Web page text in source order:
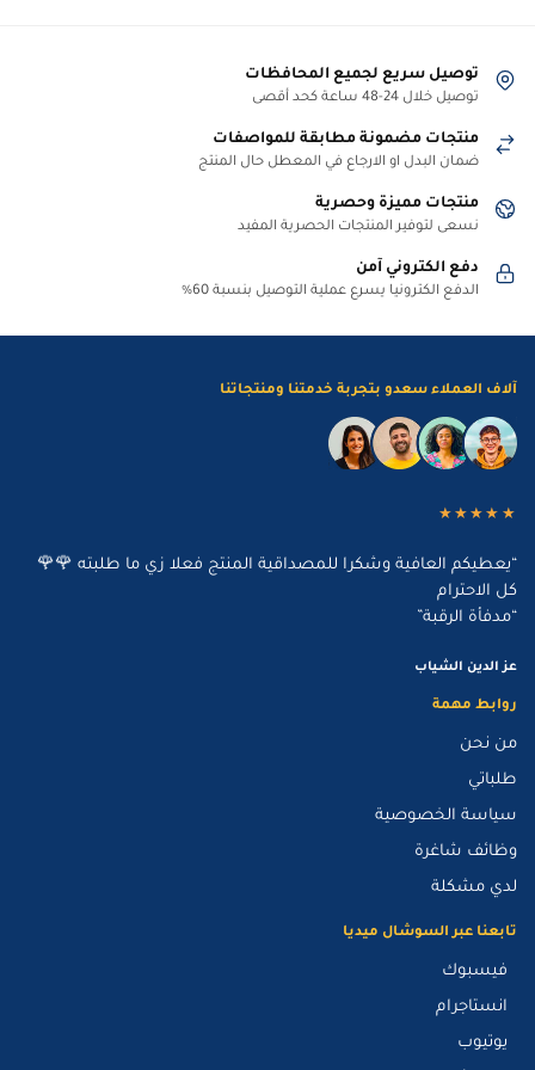
توصيل سريع لجميع المحافظات
توصيل خلال 24-48 ساعة كحد أقصى
منتجات مضمونة مطابقة للمواصفات
ضمان البدل او الارجاع في المعطل حال المنتج
منتجات مميزة وحصرية
نسعى لتوفير المنتجات الحصرية المفيد
دفع الكتروني آمن
الدفع الكترونيا يسرع عملية التوصيل بنسبة 60%
آلاف العملاء سعدو بتجربة خدمتنا ومنتجاتنا
★★★★★
“يعطيكم العافية وشكرا للمصداقية المنتج فعلا زي ما طلبته 🌹🌹
كل الاحترام
“مدفأة الرقبة”
عز الدين الشياب
روابط مهمة
من نحن
طلباتي
سياسة الخصوصية
وظائف شاغرة
لدي مشكلة
تابعنا عبر السوشال ميديا
فيسبوك
انستاجرام
يوتيوب